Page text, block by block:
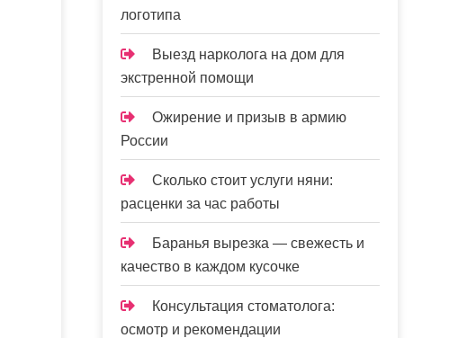
логотипа
Выезд нарколога на дом для
экстренной помощи
Ожирение и призыв в армию
России
Сколько стоит услуги няни:
расценки за час работы
Баранья вырезка — свежесть и
качество в каждом кусочке
Консультация стоматолога:
осмотр и рекомендации